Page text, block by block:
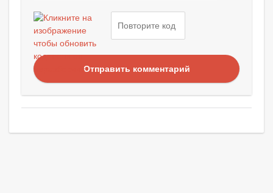
Отправить комментарий